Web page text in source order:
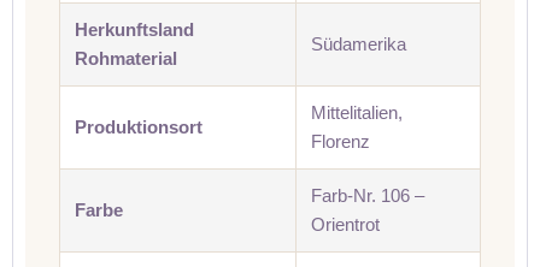
Herkunftsland
Rohmaterial
Südamerika
Produktionsort
Mittelitalien,
Florenz
Farbe
Farb-Nr. 106 –
Orientrot